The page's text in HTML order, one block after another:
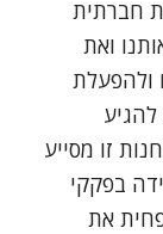
חברתית
ואת
ולהפעלת
להגיע
זו מסייע
בפקקי
את